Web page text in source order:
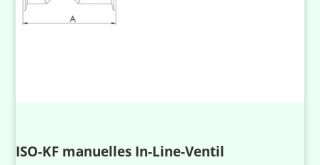
ISO-KF manuelles In-Line-Ventil